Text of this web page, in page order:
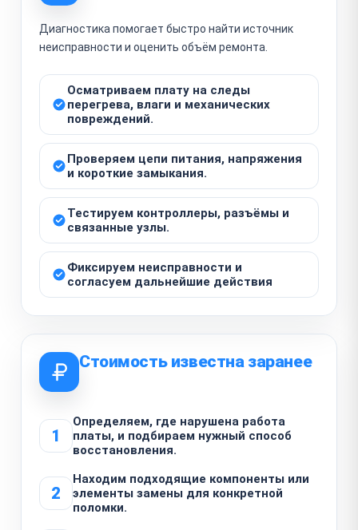
Диагностика помогает быстро найти источник
неисправности и оценить объём ремонта.
Осматриваем плату на следы
перегрева, влаги и механических
повреждений.
Проверяем цепи питания, напряжения
и короткие замыкания.
Тестируем контроллеры, разъёмы и
связанные узлы.
Фиксируем неисправности и
согласуем дальнейшие действия
Стоимость известна заранее
1
Определяем, где нарушена работа
платы, и подбираем нужный способ
восстановления.
2
Находим подходящие компоненты или
элементы замены для конкретной
поломки.